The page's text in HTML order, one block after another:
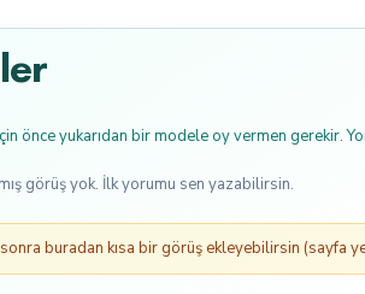
önce yukarıdan bir modele oy vermen gerekir.
görüş yok. İlk yorumu sen yazabilirsin.
buradan kısa bir görüş ekleyebilirsin (sayfa